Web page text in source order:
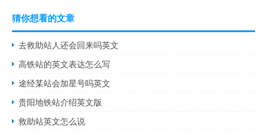
猜你想看的文章
去救助站人还会回来吗英文
高铁站的英文表达怎么写
途经某站会加星号吗英文
贵阳地铁站介绍英文版
救助站英文怎么说